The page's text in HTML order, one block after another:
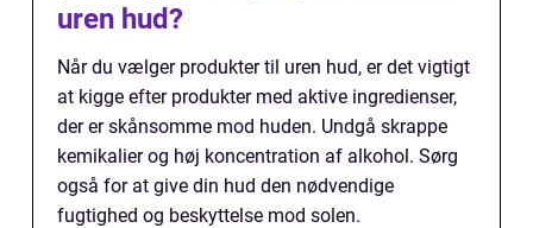
uren hud?
Når du vælger produkter til uren hud, er det vigtigt
at kigge efter produkter med aktive ingredienser,
der er skånsomme mod huden. Undgå skrappe
kemikalier og høj koncentration af alkohol. Sørg
også for at give din hud den nødvendige
fugtighed og beskyttelse mod solen.